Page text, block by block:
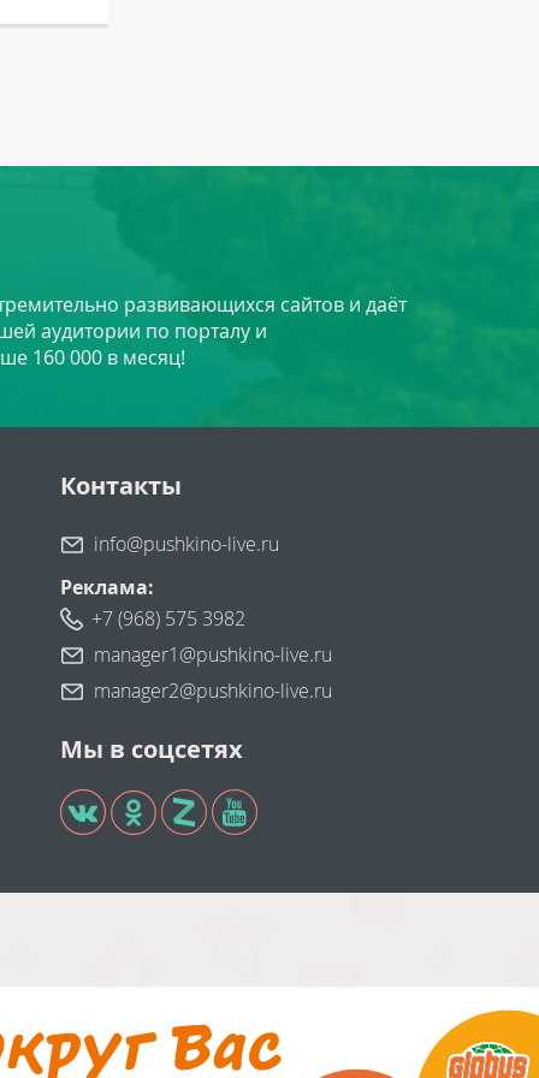
развивающихся сайтов и даёт
аудитории по порталу и
160 000 в месяц!
Контакты
info@pushkino-live.ru
Реклама:
+7 (968) 575 3982
manager1@pushkino-live.ru
manager2@pushkino-live.ru
Мы в соцсетях